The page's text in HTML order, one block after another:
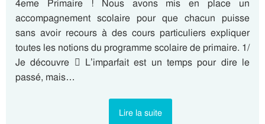
4eme Primaire ! Nous avons mis en place un
accompagnement scolaire pour que chacun puisse
sans avoir recours à des cours particuliers expliquer
toutes les notions du programme scolaire de primaire. 1/
Je découvre  L’imparfait est un temps pour dire le
passé, mais…
Lire la suite